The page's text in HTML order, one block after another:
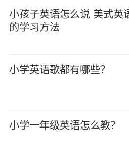
小孩子英语怎么说 美式英
的学习方法
小学英语歌都有哪些？
小学一年级英语怎么教？